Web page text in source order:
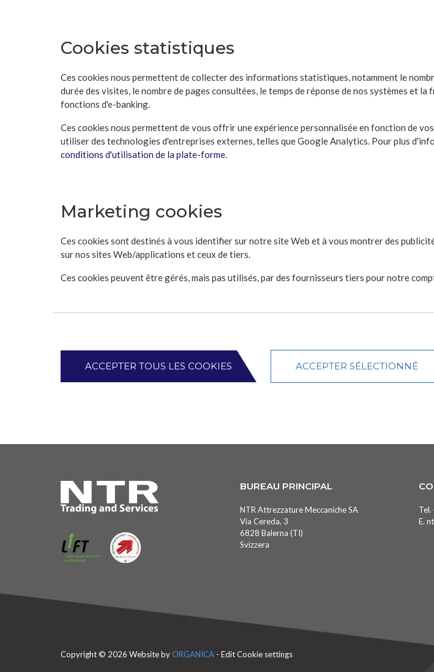
Cookies statistiques
Ces cookies nous permettent de collecter des informations statistiques, notamment le
durée des visites, le nombre de pages consultées, le temps de réponse de nos systèmes et
fonctions d'e-banking.
Ces cookies nous permettent de vous offrir une expérience personnalisée en fonction de
utiliser des technologies d'entreprises externes, telles que Google Analytics. Pour plus
conditions d'utilisation de la plate-forme.
Marketing cookies
Ces cookies sont destinés à vous identifier sur notre site Web et à vous montrer des
sur nos sites Web/applications et ceux de tiers.
Ces cookies peuvent être gérés, mais pas utilisés, par des fournisseurs tiers pour notre
ACCEPTER TOUS LES COOKIES ACCEPTER SÉLECTIONNÉ
BUREAU PRINCIPAL
NTR Attrezzature Meccaniche SA
Via Cereda, 3
6828 Balerna (TI)
Svizzera
Tel.
E.
Copyright © 2026 Website byORGANICA - Edit Cookie settings